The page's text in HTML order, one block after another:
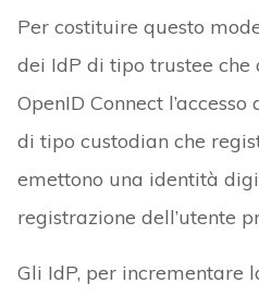
Per costituire questo
dei IdP di tipo trustee
OpenID Connect
di tipo custodian che
emettono una identità
registrazione dell’utente
Gli IdP, per incrementare